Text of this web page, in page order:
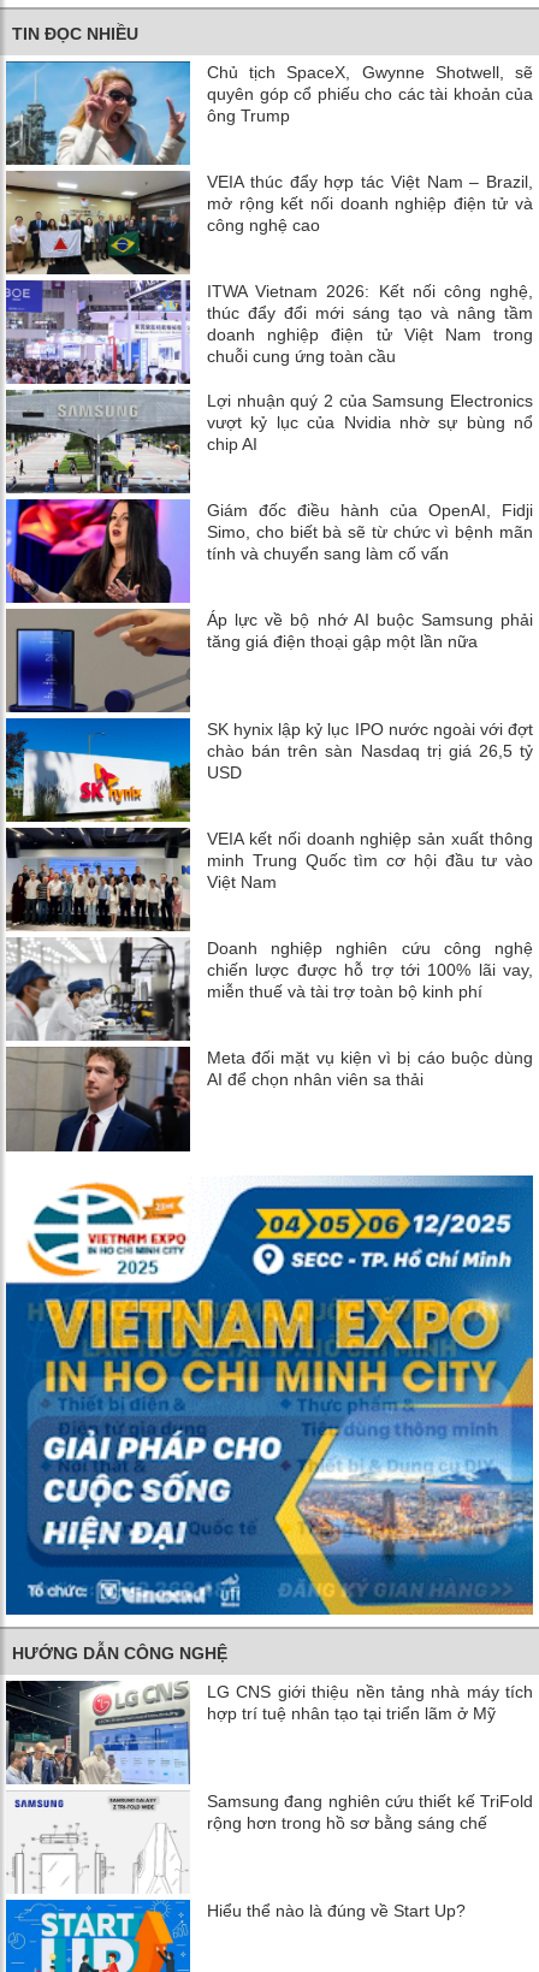
TIN ĐỌC NHIỀU
Chủ tịch SpaceX, Gwynne Shotwell, sẽ
quyên góp cổ phiếu cho các tài khoản của
ông Trump
VEIA thúc đẩy hợp tác Việt Nam – Brazil,
mở rộng kết nối doanh nghiệp điện tử và
công nghệ cao
ITWA Vietnam 2026: Kết nối công nghệ,
thúc đẩy đổi mới sáng tạo và nâng tầm
doanh nghiệp điện tử Việt Nam trong
chuỗi cung ứng toàn cầu
Lợi nhuận quý 2 của Samsung Electronics
vượt kỷ lục của Nvidia nhờ sự bùng nổ
chip AI
Giám đốc điều hành của OpenAI, Fidji
Simo, cho biết bà sẽ từ chức vì bệnh mãn
tính và chuyển sang làm cố vấn
Áp lực về bộ nhớ AI buộc Samsung phải
tăng giá điện thoại gập một lần nữa
SK hynix lập kỷ lục IPO nước ngoài với đợt
chào bán trên sàn Nasdaq trị giá 26,5 tỷ
USD
VEIA kết nối doanh nghiệp sản xuất thông
minh Trung Quốc tìm cơ hội đầu tư vào
Việt Nam
Doanh nghiệp nghiên cứu công nghệ
chiến lược được hỗ trợ tới 100% lãi vay,
miễn thuế và tài trợ toàn bộ kinh phí
Meta đối mặt vụ kiện vì bị cáo buộc dùng
AI để chọn nhân viên sa thải
HƯỚNG DẪN CÔNG NGHỆ
LG CNS giới thiệu nền tảng nhà máy tích
hợp trí tuệ nhân tạo tại triển lãm ở Mỹ
Samsung đang nghiên cứu thiết kế TriFold
rộng hơn trong hồ sơ bằng sáng chế
Hiểu thể nào là đúng về Start Up?